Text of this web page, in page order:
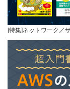
[特集]ネットワーク／